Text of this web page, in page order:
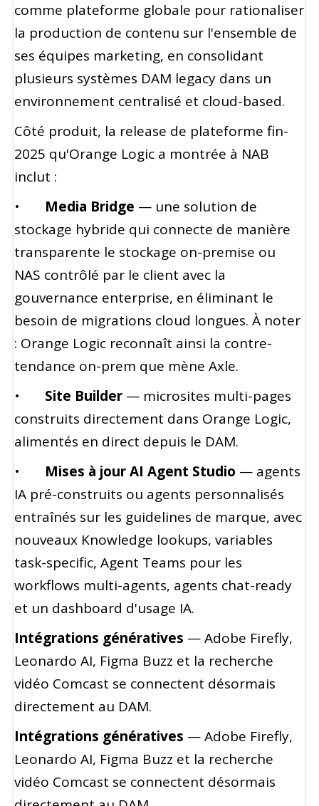
comme plateforme globale pour rationaliser
la production de contenu sur l'ensemble de
ses équipes marketing, en consolidant
plusieurs systèmes DAM legacy dans un
environnement centralisé et cloud-based.
Côté produit, la release de plateforme fin-
2025 qu'Orange Logic a montrée à NAB
inclut :
• Media Bridge — une solution de
stockage hybride qui connecte de manière
transparente le stockage on-premise ou
NAS contrôlé par le client avec la
gouvernance enterprise, en éliminant le
besoin de migrations cloud longues. À noter
: Orange Logic reconnaît ainsi la contre-
tendance on-prem que mène Axle.
• Site Builder — microsites multi-pages
construits directement dans Orange Logic,
alimentés en direct depuis le DAM.
• Mises à jour AI Agent Studio — agents
IA pré-construits ou agents personnalisés
entraînés sur les guidelines de marque, avec
nouveaux Knowledge lookups, variables
task-specific, Agent Teams pour les
workflows multi-agents, agents chat-ready
et un dashboard d'usage IA.
Intégrations génératives — Adobe Firefly,
Leonardo AI, Figma Buzz et la recherche
vidéo Comcast se connectent désormais
directement au DAM.
Intégrations génératives — Adobe Firefly,
Leonardo AI, Figma Buzz et la recherche
vidéo Comcast se connectent désormais